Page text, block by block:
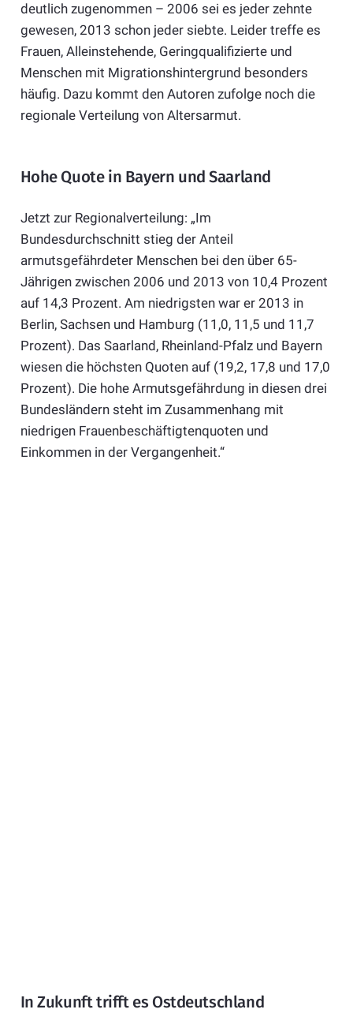
deutlich zugenommen – 2006 sei es jeder zehnte
gewesen, 2013 schon jeder siebte. Leider treffe es
Frauen, Alleinstehende, Geringqualifizierte und
Menschen mit Migrationshintergrund besonders
häufig. Dazu kommt den Autoren zufolge noch die
regionale Verteilung von Altersarmut.
Hohe Quote in Bayern und Saarland
Jetzt zur Regionalverteilung: „Im
Bundesdurchschnitt stieg der Anteil
armutsgefährdeter Menschen bei den über 65-
Jährigen zwischen 2006 und 2013 von 10,4 Prozent
auf 14,3 Prozent. Am niedrigsten war er 2013 in
Berlin, Sachsen und Hamburg (11,0, 11,5 und 11,7
Prozent). Das Saarland, Rheinland-Pfalz und Bayern
wiesen die höchsten Quoten auf (19,2, 17,8 und 17,0
Prozent). Die hohe Armutsgefährdung in diesen drei
Bundesländern steht im Zusammenhang mit
niedrigen Frauenbeschäftigtenquoten und
Einkommen in der Vergangenheit.“
In Zukunft trifft es Ostdeutschland